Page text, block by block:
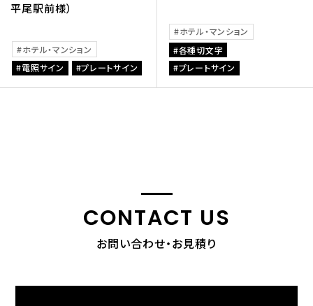
平尾駅前様）
ホテル・マンション
電照サイン
プレートサイン
ホテル・マンション
各種切文字
プレートサイン
CONTACT US
お問い合わせ・お見積り